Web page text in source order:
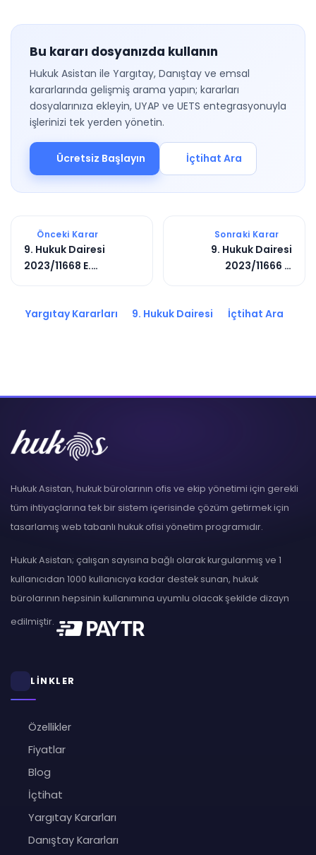
Bu kararı dosyanızda kullanın
Hukuk Asistan ile Yargıtay, Danıştay ve emsal
kararlarında gelişmiş arama yapın; kararları
dosyalarınıza ekleyin, UYAP ve UETS entegrasyonuyla
işlerinizi tek yerden yönetin.
Ücretsiz Başlayın İçtihat Ara
Önceki Karar
9. Hukuk Dairesi
2023/11668 E.
Sonraki Karar
9. Hukuk Dairesi
2023/11666 E.
Yargıtay Kararları 9. Hukuk Dairesi İçtihat Ara
Hukuk Asistan, hukuk bürolarının ofis ve ekip yönetimi için gerekli
tüm ihtiyaçlarına tek bir sistem içerisinde çözüm getirmek için
tasarlamış web tabanlı hukuk ofisi yönetim programıdır.
Hukuk Asistan; çalışan sayısına bağlı olarak kurgulanmış ve 1
kullanıcıdan 1000 kullanıcıya kadar destek sunan, hukuk
bürolarının hepsinin kullanımına uyumlu olacak şekilde dizayn
edilmiştir.
LİNKLER
Özellikler
Fiyatlar
Blog
İçtihat
Yargıtay Kararları
Danıştay Kararları